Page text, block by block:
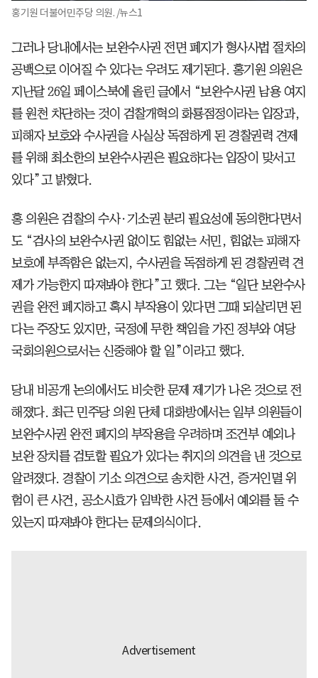
홍기원 더불어민주당 의원. /뉴스1
그러나 당내에서는 보완수사권 전면 폐지가 형사사법 절차의
공백으로 이어질 수 있다는 우려도 제기된다. 홍기원 의원은
지난달 26일 페이스북에 올린 글에서 “보완수사권 남용 여지
를 원천 차단하는 것이 검찰개혁의 화룡점정이라는 입장과,
피해자 보호와 수사권을 사실상 독점하게 된 경찰권력 견제
를 위해 최소한의 보완수사권은 필요하다는 입장이 맞서고
있다”고 밝혔다.
홍 의원은 검찰의 수사·기소권 분리 필요성에 동의한다면서
도 “검사의 보완수사권 없이도 힘없는 서민, 힘없는 피해자
보호에 부족함은 없는지, 수사권을 독점하게 된 경찰권력 견
제가 가능한지 따져봐야 한다”고 했다. 그는 “일단 보완수사
권을 완전 폐지하고 혹시 부작용이 있다면 그때 되살리면 된
다는 주장도 있지만, 국정에 무한 책임을 가진 정부와 여당
국회의원으로서는 신중해야 할 일”이라고 했다.
당내 비공개 논의에서도 비슷한 문제 제기가 나온 것으로 전
해졌다. 최근 민주당 의원 단체 대화방에서는 일부 의원들이
보완수사권 완전 폐지의 부작용을 우려하며 조건부 예외나
보완 장치를 검토할 필요가 있다는 취지의 의견을 낸 것으로
알려졌다. 경찰이 기소 의견으로 송치한 사건, 증거인멸 위
험이 큰 사건, 공소시효가 임박한 사건 등에서 예외를 둘 수
있는지 따져봐야 한다는 문제의식이다.